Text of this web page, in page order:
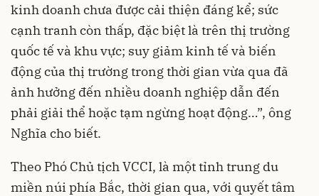
kinh doanh chưa được cải thiện đáng kể; sức
cạnh tranh còn thấp, đặc biệt là trên thị trường
quốc tế và khu vực; suy giảm kinh tế và biến
động của thị trường trong thời gian vừa qua đã
ảnh hưởng đến nhiều doanh nghiệp dẫn đến
phải giải thể hoặc tạm ngừng hoạt động…”, ông
Nghĩa cho biết.
Theo Phó Chủ tịch VCCI, là một tỉnh trung du
miền núi phía Bắc, thời gian qua, với quyết tâm